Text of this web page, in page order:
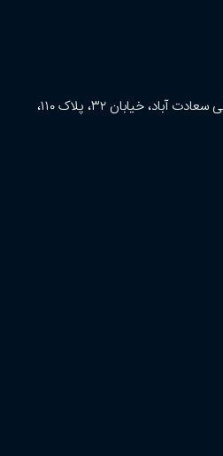
تهران، سعادت آباد، خیابان اصلی سعادت آباد، خیابان ۳۲، پلاک ۱۱۰،